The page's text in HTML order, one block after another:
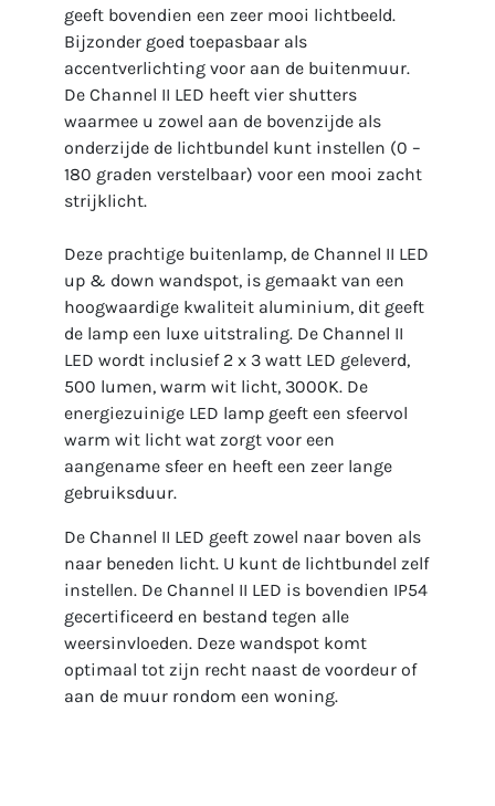
geeft bovendien een zeer mooi lichtbeeld.
Bijzonder goed toepasbaar als
accentverlichting voor aan de buitenmuur.
De Channel II LED heeft vier shutters
waarmee u zowel aan de bovenzijde als
onderzijde de lichtbundel kunt instellen (0 –
180 graden verstelbaar) voor een mooi zacht
strijklicht.
Deze prachtige buitenlamp, de Channel II LED
up & down wandspot, is gemaakt van een
hoogwaardige kwaliteit aluminium, dit geeft
de lamp een luxe uitstraling. De Channel II
LED wordt inclusief 2 x 3 watt LED geleverd,
500 lumen, warm wit licht, 3000K. De
energiezuinige LED lamp geeft een sfeervol
warm wit licht wat zorgt voor een
aangename sfeer en heeft een zeer lange
gebruiksduur.
De Channel II LED geeft zowel naar boven als
naar beneden licht. U kunt de lichtbundel zelf
instellen. De Channel II LED is bovendien IP54
gecertificeerd en bestand tegen alle
weersinvloeden. Deze wandspot komt
optimaal tot zijn recht naast de voordeur of
aan de muur rondom een woning.